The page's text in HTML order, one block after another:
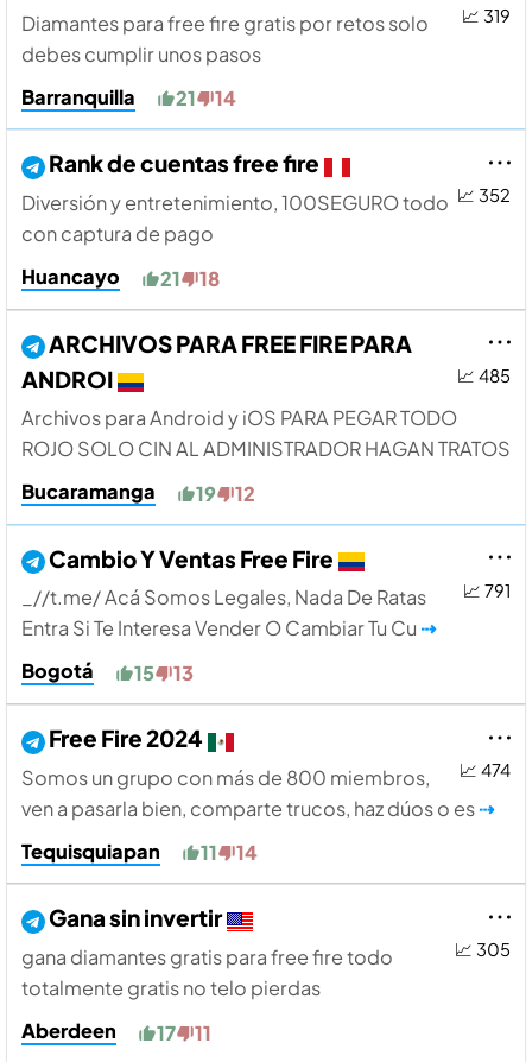
📈 319
Diamantes para free fire gratis por retos solo
debes cumplir unos pasos
Barranquilla
21 14
📈 352
Rank de cuentas free fire
Diversión y entretenimiento, 100SEGURO todo
con captura de pago
Huancayo
21 18
📈 485
ARCHIVOS PARA FREE FIRE PARA
ANDROI
Archivos para Android y iOS PARA PEGAR TODO
ROJO SOLO CIN AL ADMINISTRADOR HAGAN TRATOS
Bucaramanga
19 12
📈 791
Cambio Y Ventas Free Fire
_//t.me/ Acá Somos Legales, Nada De Ratas
Entra Si Te Interesa Vender O Cambiar Tu Cu ⇢
Bogotá
15 13
📈 474
Free Fire 2024
Somos un grupo con más de 800 miembros,
ven a pasarla bien, comparte trucos, haz dúos o es⇢
Tequisquiapan
11 14
📈 305
Gana sin invertir
gana diamantes gratis para free fire todo
totalmente gratis no telo pierdas
Aberdeen
17 11